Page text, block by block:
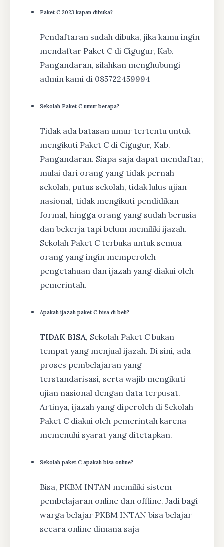
Paket C 2023 kapan dibuka?
Pendaftaran sudah dibuka, jika kamu ingin
mendaftar Paket C di Cigugur, Kab.
Pangandaran, silahkan menghubungi
admin kami di 085722459994
Sekolah Paket C umur berapa?
Tidak ada batasan umur tertentu untuk
mengikuti Paket C di Cigugur, Kab.
Pangandaran. Siapa saja dapat mendaftar,
mulai dari orang yang tidak pernah
sekolah, putus sekolah, tidak lulus ujian
nasional, tidak mengikuti pendidikan
formal, hingga orang yang sudah berusia
dan bekerja tapi belum memiliki ijazah.
Sekolah Paket C terbuka untuk semua
orang yang ingin memperoleh
pengetahuan dan ijazah yang diakui oleh
pemerintah.
Apakah ijazah paket C bisa di beli?
TIDAK BISA, Sekolah Paket C bukan
tempat yang menjual ijazah. Di sini, ada
proses pembelajaran yang
terstandarisasi, serta wajib mengikuti
ujian nasional dengan data terpusat.
Artinya, ijazah yang diperoleh di Sekolah
Paket C diakui oleh pemerintah karena
memenuhi syarat yang ditetapkan.
Sekolah paket C apakah bisa online?
Bisa, PKBM INTAN memiliki sistem
pembelajaran online dan offline. Jadi bagi
warga belajar PKBM INTAN bisa belajar
secara online dimana saja